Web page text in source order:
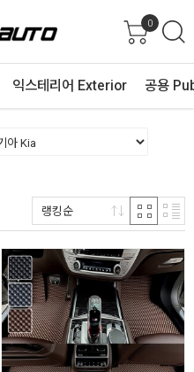
0
익스테리어 Exterior 공용
랭킹순